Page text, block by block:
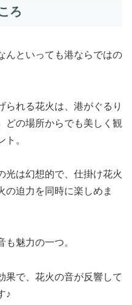
ろ
んといっても港ならではの
られる花火は、港がぐるり
どの場所からでも美しく観
。
光は幻想的で、仕掛け花火
の迫力を同時に楽しめま
も魅力の一つ。
果で、花火の音が反響して
♪